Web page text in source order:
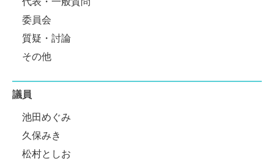
委員会
質疑・討論
その他
議員
池田めぐみ
久保みき
松村としお